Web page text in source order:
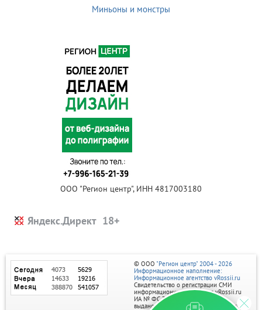
Миньоны и монстры
ООО "Регион центр", ИНН 4817003180
Яндекс.Директ
© ООО "Регион центр" 2004 - 2026
Информационное наполнение:
Информационное агентство vRossii.ru
Свидетельство о регистрации СМИ
информационного агентства vRossii.ru
ИА № ФС 77‑35502
выдано РОСКОМНАДЗОРом 04 марта